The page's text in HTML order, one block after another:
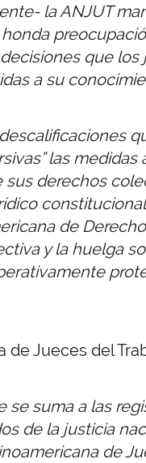
la ANJUT
que
a su
las
sus derechos
de
y la huelga
Jueces del
se suma a las
de la justicia
de